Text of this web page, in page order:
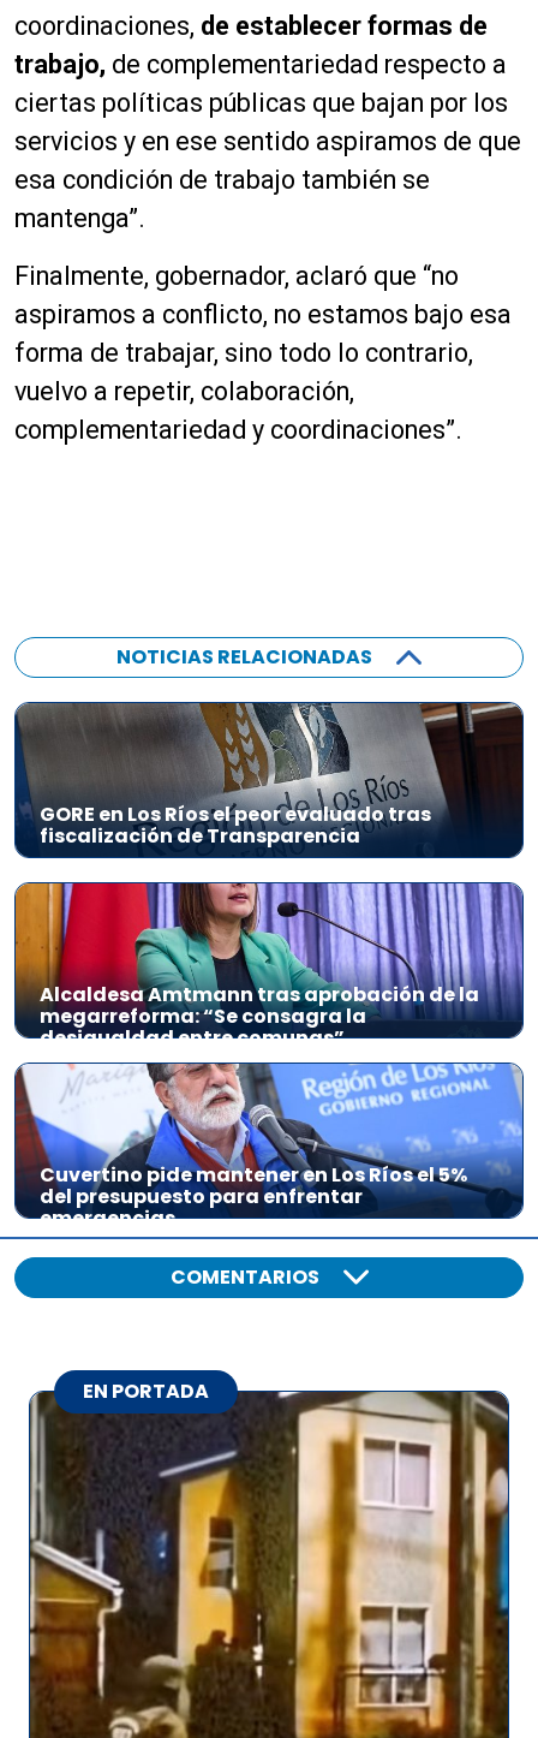
coordinaciones, de establecer formas de
trabajo, de complementariedad respecto a
ciertas políticas públicas que bajan por los
servicios y en ese sentido aspiramos de que
esa condición de trabajo también se
mantenga”.
Finalmente, gobernador, aclaró que “no
aspiramos a conflicto, no estamos bajo esa
forma de trabajar, sino todo lo contrario,
vuelvo a repetir, colaboración,
complementariedad y coordinaciones”.
NOTICIAS RELACIONADAS
GORE en Los Ríos el peor evaluado tras
fiscalización de Transparencia
Alcaldesa Amtmann tras aprobación de la
megarreforma: “Se consagra la
desigualdad entre comunas”
Cuvertino pide mantener en Los Ríos el 5%
del presupuesto para enfrentar
emergencias
COMENTARIOS
EN PORTADA